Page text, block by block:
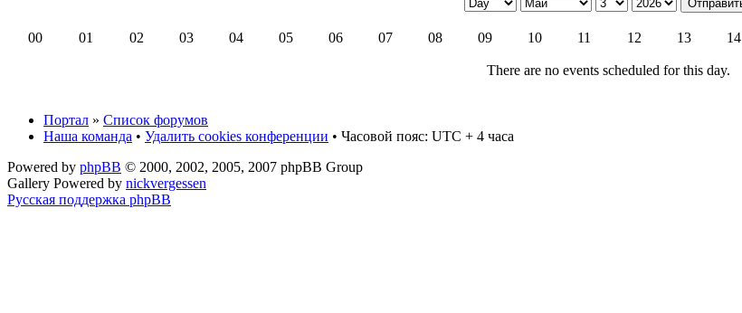
00 01 02 03 04 05 06 07 08 09 10 11 12 13 14
There are no events scheduled for this day.
Портал » Список форумов
Наша команда • Удалить cookies конференции • Часовой пояс: UTC + 4 часа
Powered by phpBB © 2000, 2002, 2005, 2007 phpBB Group
Gallery Powered by nickvergessen
Русская поддержка phpBB